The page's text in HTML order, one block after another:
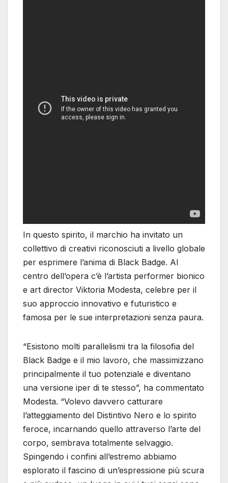
In questo spirito, il marchio ha invitato un
collettivo di creativi riconosciuti a livello globale
per esprimere l’anima di Black Badge. Al
centro dell’opera c’è l’artista performer bionico
e art director Viktoria Modesta, celebre per il
suo approccio innovativo e futuristico e
famosa per le sue interpretazioni senza paura.
“Esistono molti parallelismi tra la filosofia del
Black Badge e il mio lavoro, che massimizzano
principalmente il tuo potenziale e diventano
una versione iper di te stesso”, ha commentato
Modesta. “Volevo davvero catturare
l’atteggiamento del Distintivo Nero e lo spirito
feroce, incarnando quello attraverso l’arte del
corpo, sembrava totalmente selvaggio.
Spingendo i confini all’estremo abbiamo
esplorato il fascino di un’espressione più scura